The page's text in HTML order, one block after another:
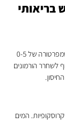
בריאותי
לשחרר הורמונים
המים